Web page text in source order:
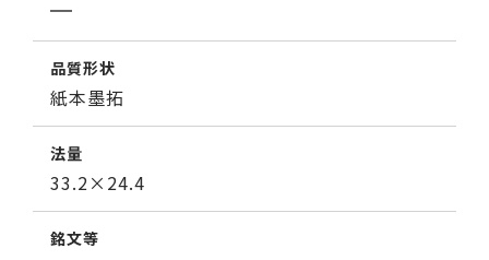
品質形状
紙本墨拓
法量
33.2×24.4
銘文等